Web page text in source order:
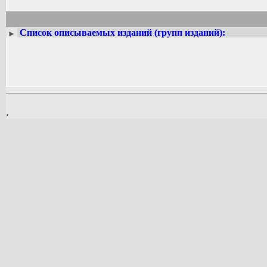
В 1997 г. опубликован роман “The
Литературные произведения Грэма
в начале, они раскрывают богатство
Грэм Биллинг умер в декабре 2001 г.
На русском языке опубликован
► Список описываемых изданий (групп изданий):
.